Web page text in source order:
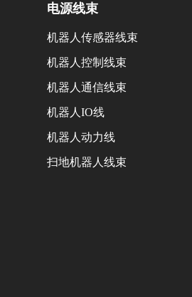
电源线束
机器人传感器线束
机器人控制线束
机器人通信线束
机器人IO线
机器人动力线
扫地机器人线束